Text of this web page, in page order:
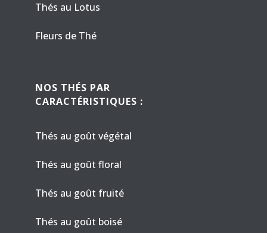
Thés au Lotus
Fleurs de Thé
NOS THÉS PAR
CARACTÉRISTIQUES :
Thés au goût végétal
Thés au goût floral
Thés au goût fruité
Thés au goût boisé